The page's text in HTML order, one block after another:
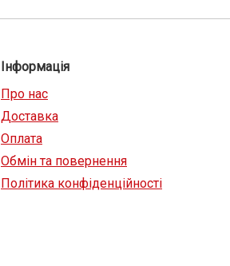
Інформація
Про нас
Доставка
Оплата
Обмін та повернення
Політика конфіденційності